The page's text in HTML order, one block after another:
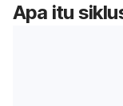
Apa itu